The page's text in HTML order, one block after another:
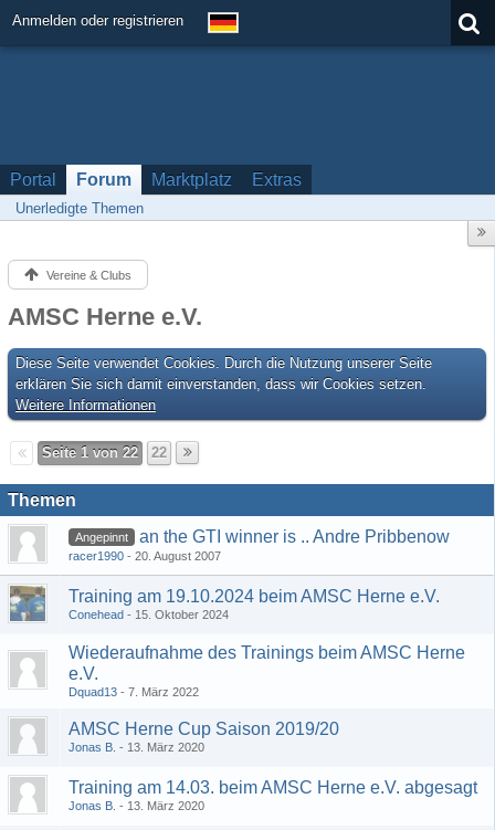
Anmelden oder registrieren
Portal Forum Marktplatz Extras
Unerledigte Themen
Vereine & Clubs
AMSC Herne e.V.
Diese Seite verwendet Cookies. Durch die Nutzung unserer Seite
erklären Sie sich damit einverstanden, dass wir Cookies setzen.
Weitere Informationen
Seite 1 von 22 22
Themen
Angepinnt an the GTI winner is .. Andre Pribbenow
racer1990 20. August 2007
Training am 19.10.2024 beim AMSC Herne e.V.
Conehead 15. Oktober 2024
Wiederaufnahme des Trainings beim AMSC Herne
e.V.
Dquad13 7. März 2022
AMSC Herne Cup Saison 2019/20
Jonas B. 13. März 2020
Training am 14.03. beim AMSC Herne e.V. abgesagt
Jonas B. 13. März 2020